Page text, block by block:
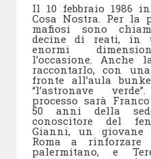
Il 10 febbraio 1986
Cosa Nostra. Per
mafiosi sono
decine di reati, in
enormi
l’occasione.
raccontarlo, con
fronte all’aula
“l’astronave
processo sarà
50 anni della
conoscitore del
Gianni, un giovane
Roma a
palermitano, e